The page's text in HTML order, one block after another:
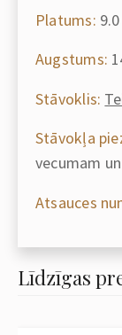
Platums:
Augstums:
Stāvoklis:
Stāvokļa
vecumam
Atsauces
Līdzīgas